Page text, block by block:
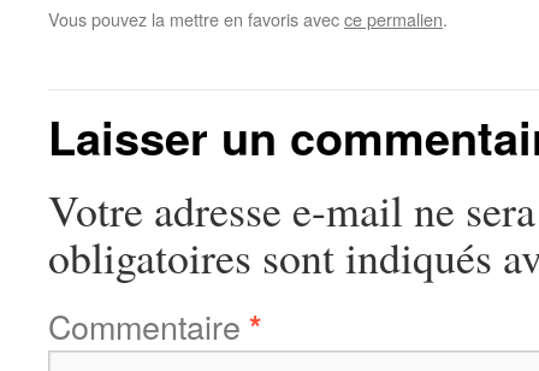
Vous pouvez la mettre en favoris avecce permalien.
Laisser un
Votre adresse e-mail ne
obligatoires sont indiqués
Commentaire *